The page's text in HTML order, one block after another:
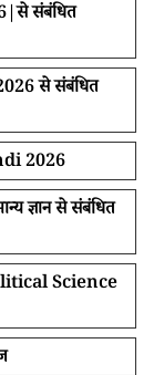
संबंधित
से संबंधित
2026
ज्ञान से संबंधित
Science